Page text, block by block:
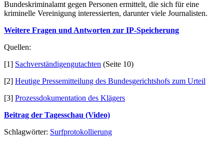
Bundeskriminalamt gegen Personen ermittelt, die sich für eine
kriminelle Vereinigung interessierten, darunter viele Journalisten.
Weitere Fragen und Antworten zur IP-Speicherung
Quellen:
[1] Sachverständigengutachten (Seite 10)
[2] Heutige Pressemitteilung des Bundesgerichtshofs zum Urteil
[3] Prozessdokumentation des Klägers
Beitrag der Tagesschau (Video)
Schlagwörter: Surfprotokollierung